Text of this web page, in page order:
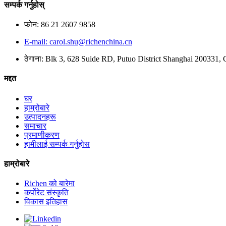
सम्पर्क गर्नुहोस्
फोन: 86 21 2607 9858
E-mail: carol.shu@richenchina.cn
ठेगाना: Blk 3, 628 Suide RD, Putuo District Shanghai 200331,
मद्दत
घर
हाम्रोबारे
उत्पादनहरू
समाचार
प्रमाणीकरण
हामीलाई सम्पर्क गर्नुहोस
हाम्रोबारे
Richen को बारेमा
कर्पोरेट संस्कृति
विकास इतिहास